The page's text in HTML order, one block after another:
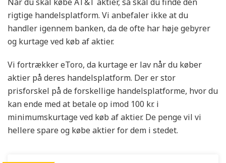
rigtige handelsplatform. Vi anbefaler ikke at du
handler igennem banken, da de ofte har høje gebyrer
og kurtage ved køb af aktier.
Vi fortrækker eToro, da kurtage er lav når du køber
aktier på deres handelsplatform. Der er stor
prisforskel på de forskellige handelsplatforme, hvor du
kan ende med at betale op imod 100 kr. i
minimumskurtage ved køb af aktier. De penge vil vi
hellere spare og købe aktier for dem i stedet.